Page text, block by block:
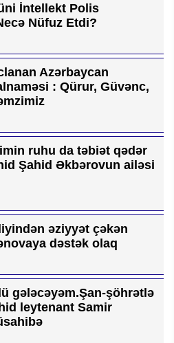
İntellekt Polis
Nüfuz Etdi?
Azərbaycan
: Qürur, Güvənc,
ruhu da təbiət qədər
Şahid Əkbərovun ailəsi
əziyyət çəkən
dəstək olaq
gələcəyəm.Şan-şöhrətlə
leytenant Samir